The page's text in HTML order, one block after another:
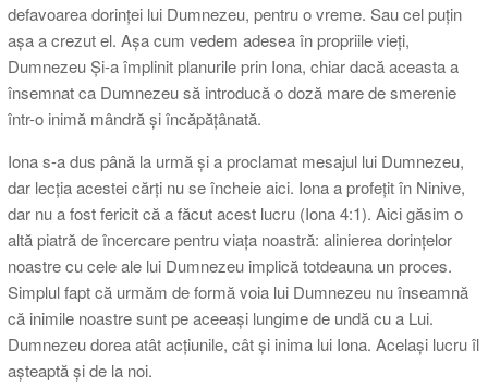
defavoarea dorinței lui Dumnezeu, pentru o vreme. Sau cel puțin
așa a crezut el. Așa cum vedem adesea în propriile vieți,
Dumnezeu Și-a împlinit planurile prin Iona, chiar dacă aceasta a
însemnat ca Dumnezeu să introducă o doză mare de smerenie
într-o inimă mândră și încăpățânată.
Iona s-a dus până la urmă și a proclamat mesajul lui Dumnezeu,
dar lecția acestei cărți nu se încheie aici. Iona a profețit în Ninive,
dar nu a fost fericit că a făcut acest lucru (Iona 4:1). Aici găsim o
altă piatră de încercare pentru viața noastră: alinierea dorințelor
noastre cu cele ale lui Dumnezeu implică totdeauna un proces.
Simplul fapt că urmăm de formă voia lui Dumnezeu nu înseamnă
că inimile noastre sunt pe aceeași lungime de undă cu a Lui.
Dumnezeu dorea atât acțiunile, cât și inima lui Iona. Același lucru îl
așteaptă și de la noi.